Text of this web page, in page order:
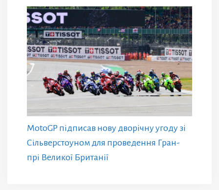
MotoGP підписав нову дворічну угоду зі
Сільверстоуном для проведення Гран-
прі Великої Британії